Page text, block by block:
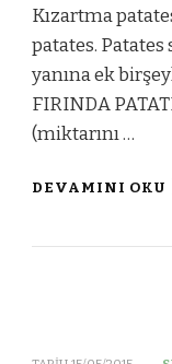
Kızartma
patates.
yanına ek
FIRINDA
(miktarını …
DEVAMINI OKU